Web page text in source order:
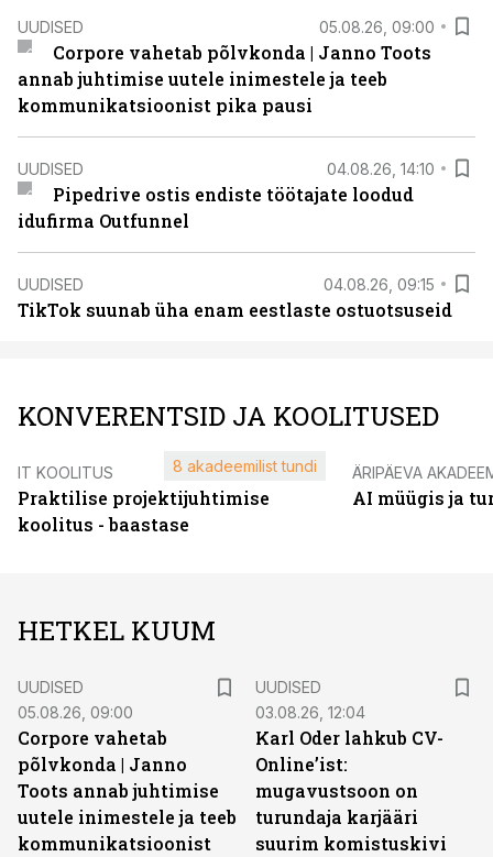
UUDISED 05.08.26, 09:00
Corpore vahetab põlvkonda | Janno Toots
annab juhtimise uutele inimestele ja teeb
kommunikatsioonist pika pausi
UUDISED 04.08.26, 14:10
Pipedrive ostis endiste töötajate loodud
idufirma Outfunnel
UUDISED 04.08.26, 09:15
TikTok suunab üha enam eestlaste ostuotsuseid
KONVERENTSID JA KOOLITUSED
IT KOOLITUS
Praktilise projektijuhtimise
koolitus - baastase
8 akadeemilist tundi ÄRIPÄEVA
AI müügis ja
HETKEL KUUM
UUDISED
05.08.26, 09:00
Corpore vahetab
põlvkonda | Janno
Toots annab juhtimise
uutele inimestele ja teeb
kommunikatsioonist
UUDISED
03.08.26, 12:04
Karl Oder lahkub CV-
Online’ist:
mugavustsoon on
turundaja karjääri
suurim komistuskivi